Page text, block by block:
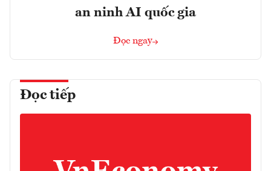
an ninh AI quốc gia
Đọc ngay
Đọc tiếp